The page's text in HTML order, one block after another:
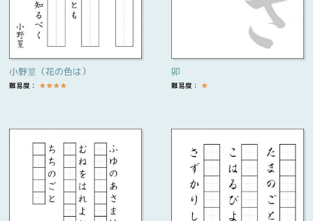
小野篁（花の色は）
難易度： ★★★★
卯
難易度： ★